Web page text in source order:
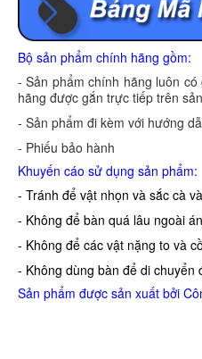
Bộ sản phẩm chính hãng gồm:
- Sản phẩm chính hãng luôn
hãng được gắn trực tiếp trên
- Sản phẩm đi kèm với hướng
- Phiếu bảo hành
Khuyến cáo sử dụng sản phẩm:
- Tránh để vật nhọn và sắc cà
- Không để bàn quá lâu ngoài
- Không để các vật nặng to và
- Không dùng bàn để di chuyển
Sản phẩm được sản xuất bởi